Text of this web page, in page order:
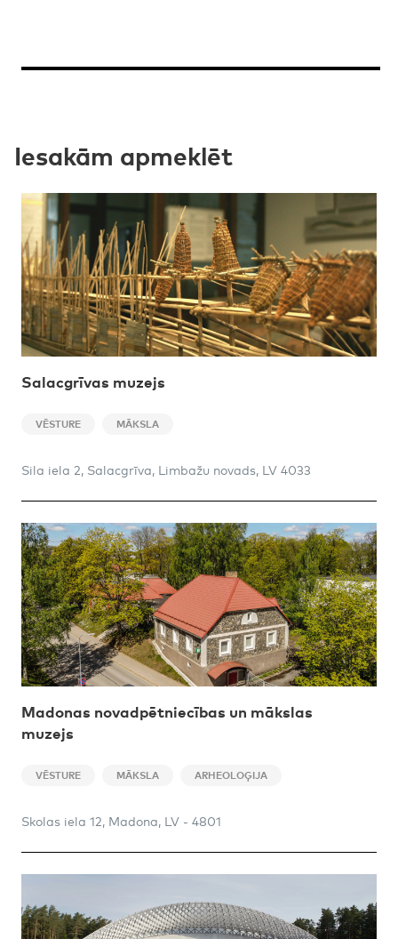
Iesakām apmeklēt
Salacgrīvas muzejs
VĒSTURE MĀKSLA
Sila iela 2, Salacgrīva, Limbažu novads, LV 4033
Madonas novadpētniecības un mākslas
muzejs
VĒSTURE MĀKSLA ARHEOLOĢIJA
Skolas iela 12, Madona, LV - 4801